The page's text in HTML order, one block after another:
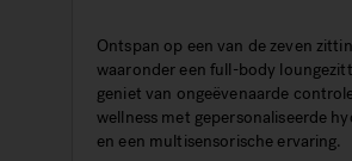
Ontspan op een van de zeven
waaronder een full-body
geniet van ongeëvenaarde
wellness met gepersonaliseerde
en een multisensorische ervaring.